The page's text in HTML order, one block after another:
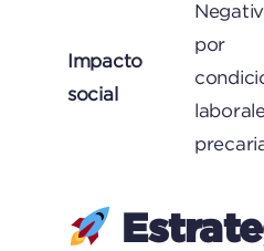
Impacto
social
por